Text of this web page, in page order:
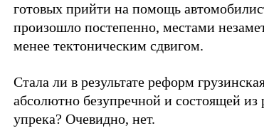
готовых прийти на помощь
произошло постепенно, местами
менее тектоническим сдвигом.
Стала ли в результате реформ
абсолютно безупречной и состоящей из
упрека? Очевидно, нет.